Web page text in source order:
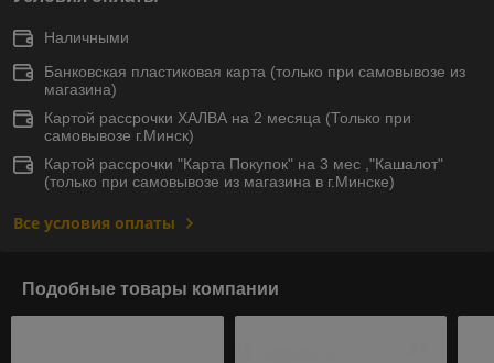
Наличными
Банковская пластиковая карта (только при самовывозе из
магазина)
Картой рассрочки ХАЛВА на 2 месяца (Только при
самовывозе г.Минск)
Картой рассрочки "Карта Покупок" на 3 мес ,"Кашалот"
(только при самовывозе из магазина в г.Минске)
Все условия оплаты
Подобные товары компании